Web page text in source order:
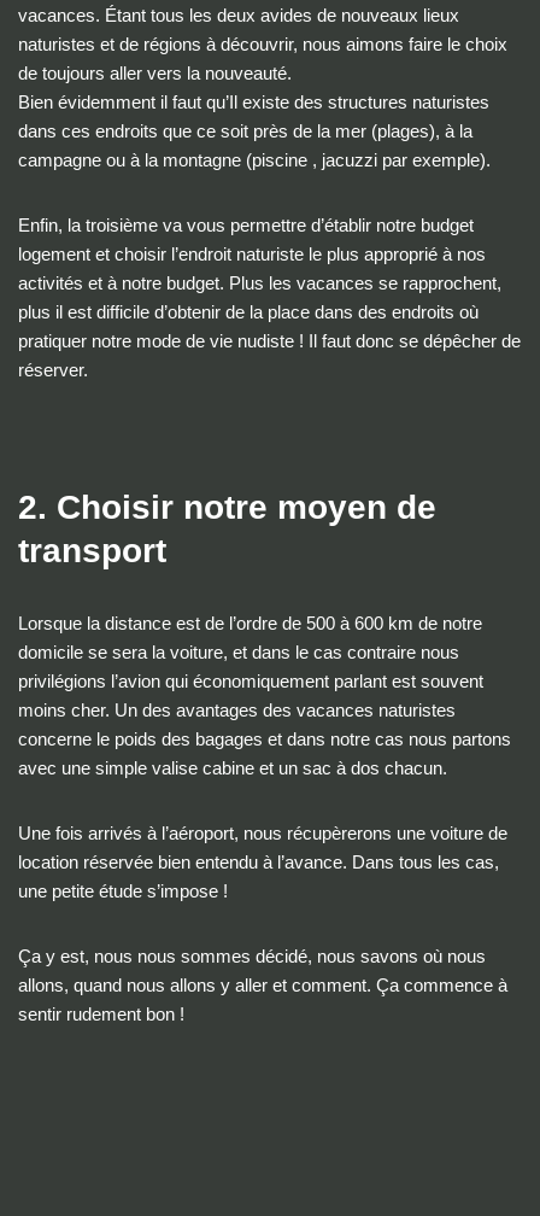
vacances. Étant tous les deux avides de nouveaux lieux
naturistes et de régions à découvrir, nous aimons faire le choix
de toujours aller vers la nouveauté.
Bien évidemment il faut qu’Il existe des structures naturistes
dans ces endroits que ce soit près de la mer (plages), à la
campagne ou à la montagne (piscine , jacuzzi par exemple).
Enfin, la troisième va vous permettre d’établir notre budget
logement et choisir l’endroit naturiste le plus approprié à nos
activités et à notre budget. Plus les vacances se rapprochent,
plus il est difficile d’obtenir de la place dans des endroits où
pratiquer notre mode de vie nudiste ! Il faut donc se dépêcher de
réserver.
2. Choisir notre moyen de
transport
Lorsque la distance est de l’ordre de 500 à 600 km de notre
domicile se sera la voiture, et dans le cas contraire nous
privilégions l’avion qui économiquement parlant est souvent
moins cher. Un des avantages des vacances naturistes
concerne le poids des bagages et dans notre cas nous partons
avec une simple valise cabine et un sac à dos chacun.
Une fois arrivés à l’aéroport, nous récupèrerons une voiture de
location réservée bien entendu à l’avance. Dans tous les cas,
une petite étude s’impose !
Ça y est, nous nous sommes décidé, nous savons où nous
allons, quand nous allons y aller et comment. Ça commence à
sentir rudement bon !